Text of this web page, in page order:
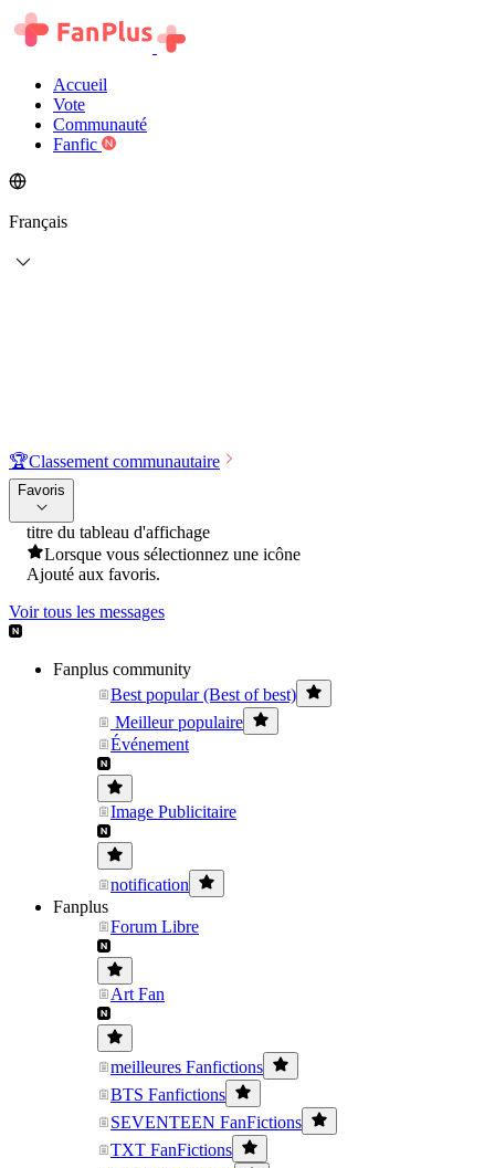
Accueil
Vote
Communauté
Fanfic
Français
🏆Classement communautaire
Favoris
titre du tableau d'affichage
Lorsque vous sélectionnez une icône
Ajouté aux favoris.
Voir tous les messages
Fanplus community
Best popular (Best of best)
Meilleur populaire
Événement
Image Publicitaire
notification
Fanplus
Forum Libre
Art Fan
meilleures Fanfictions
BTS Fanfictions
SEVENTEEN FanFictions
TXT FanFictions